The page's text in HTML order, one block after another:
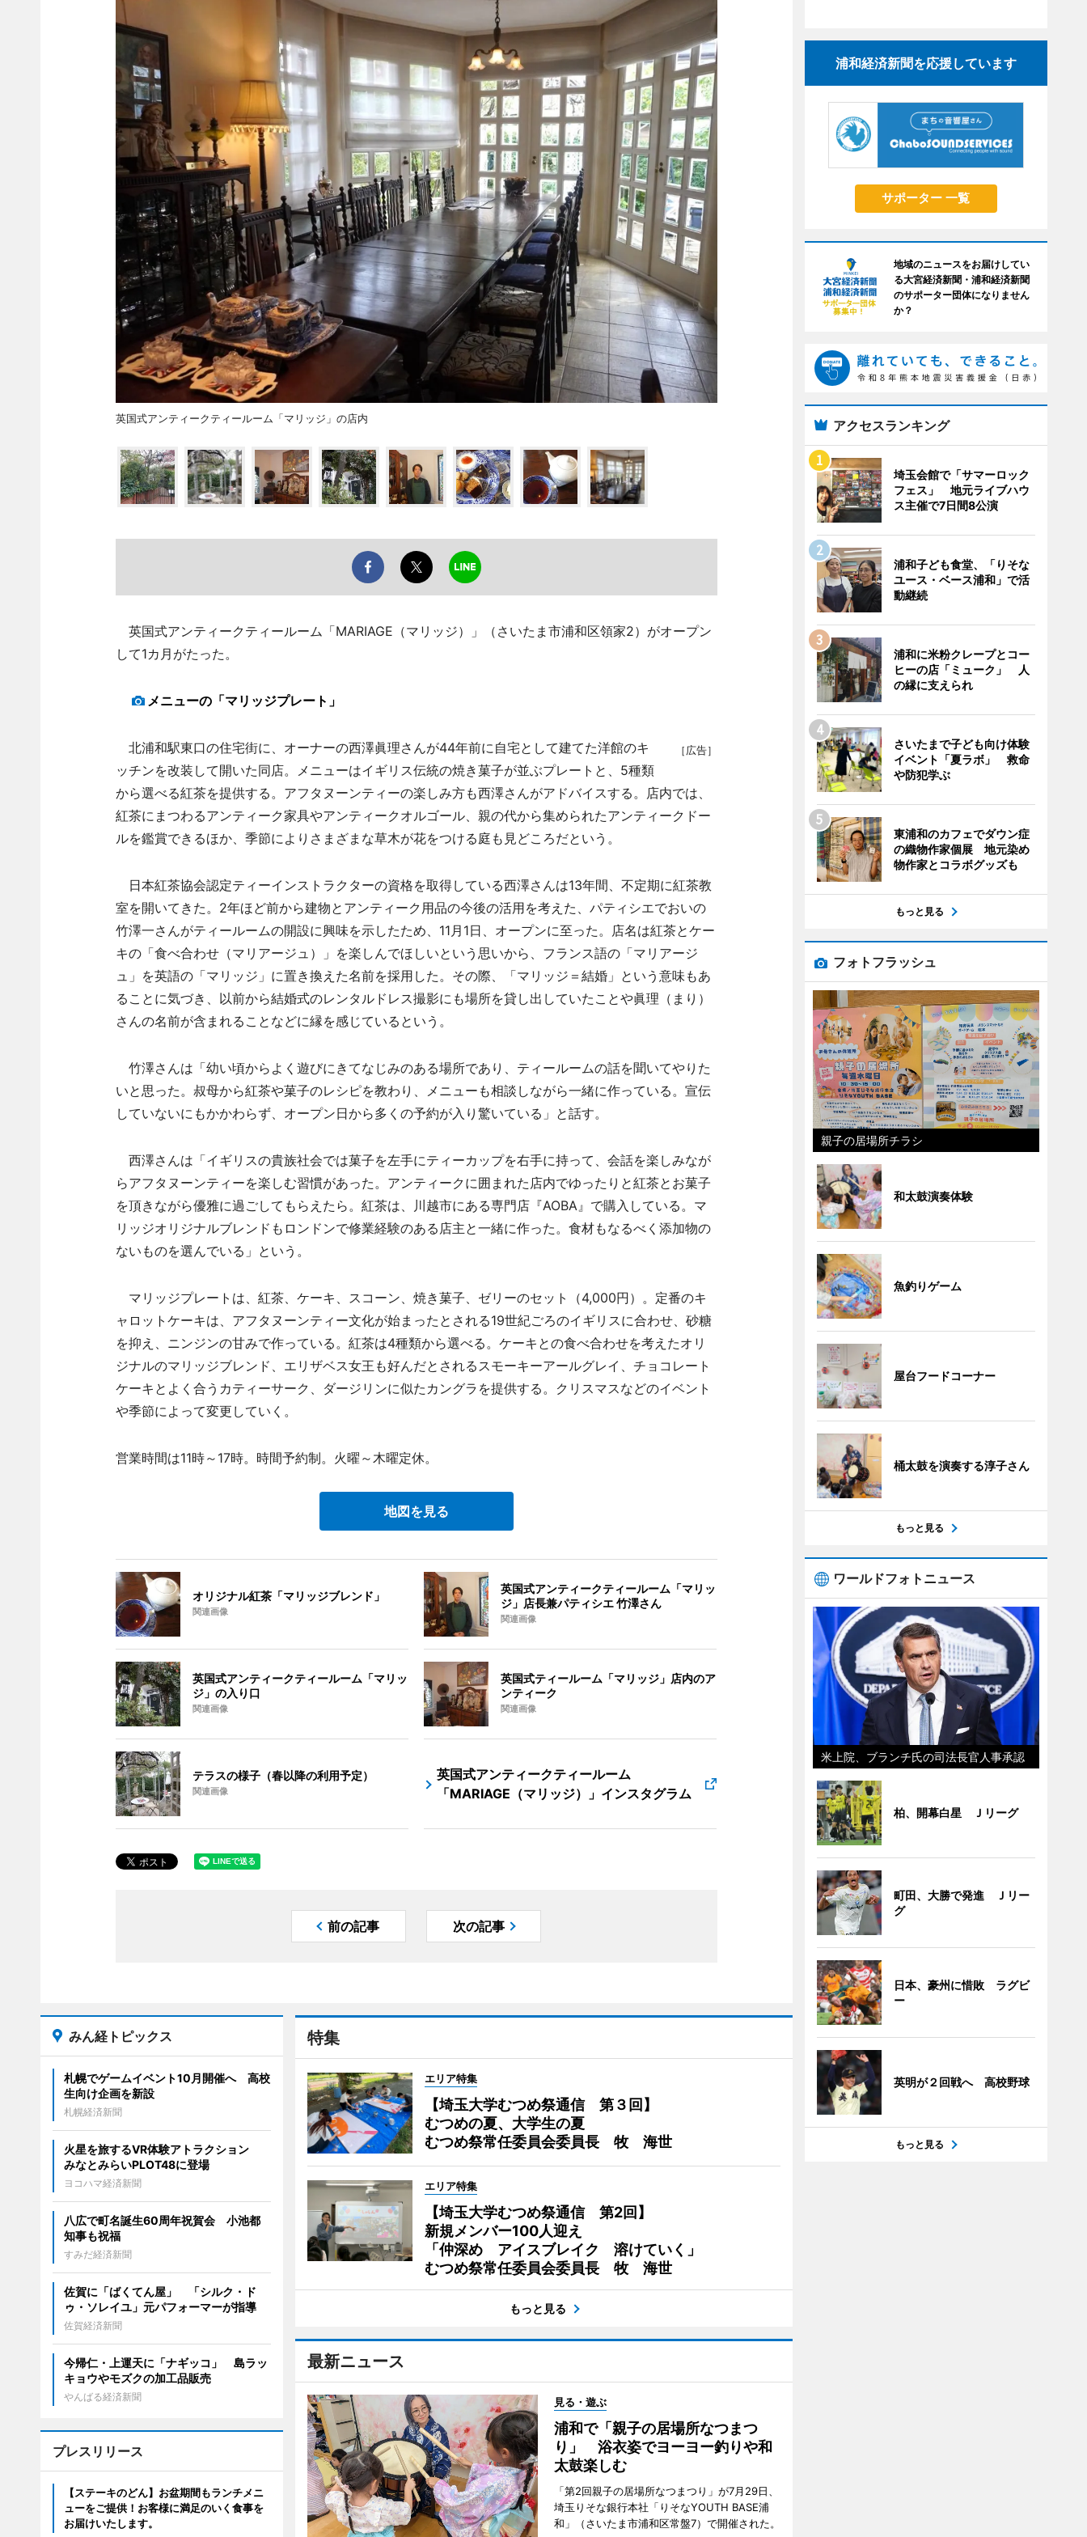
英国式アンティークティールーム「マリッジ」の店内
英国式アンティークティールーム「MARIAGE（マリッジ）」（さいたま市浦和区領家2）がオープン
して1カ月がたった。
メニューの「マリッジプレート」
［広告］
北浦和駅東口の住宅街に、オーナーの西澤眞理さんが44年前に自宅として建てた洋館のキ
ッチンを改装して開いた同店。メニューはイギリス伝統の焼き菓子が並ぶプレートと、5種類
から選べる紅茶を提供する。アフタヌーンティーの楽しみ方も西澤さんがアドバイスする。店内では、
紅茶にまつわるアンティーク家具やアンティークオルゴール、親の代から集められたアンティークドー
ルを鑑賞できるほか、季節によりさまざまな草木が花をつける庭も見どころだという。
日本紅茶協会認定ティーインストラクターの資格を取得している西澤さんは13年間、不定期に紅茶教
室を開いてきた。2年ほど前から建物とアンティーク用品の今後の活用を考えた、パティシエでおいの
竹澤一さんがティールームの開設に興味を示したため、11月1日、オープンに至った。店名は紅茶とケー
キの「食べ合わせ（マリアージュ）」を楽しんでほしいという思いから、フランス語の「マリアージ
ュ」を英語の「マリッジ」に置き換えた名前を採用した。その際、「マリッジ＝結婚」という意味もあ
ることに気づき、以前から結婚式のレンタルドレス撮影にも場所を貸し出していたことや眞理（まり）
さんの名前が含まれることなどに縁を感じているという。
竹澤さんは「幼い頃からよく遊びにきてなじみのある場所であり、ティールームの話を聞いてやりた
いと思った。叔母から紅茶や菓子のレシピを教わり、メニューも相談しながら一緒に作っている。宣伝
していないにもかかわらず、オープン日から多くの予約が入り驚いている」と話す。
西澤さんは「イギリスの貴族社会では菓子を左手にティーカップを右手に持って、会話を楽しみなが
らアフタヌーンティーを楽しむ習慣があった。アンティークに囲まれた店内でゆったりと紅茶とお菓子
を頂きながら優雅に過ごしてもらえたら。紅茶は、川越市にある専門店『AOBA』で購入している。マ
リッジオリジナルブレンドもロンドンで修業経験のある店主と一緒に作った。食材もなるべく添加物の
ないものを選んでいる」という。
マリッジプレートは、紅茶、ケーキ、スコーン、焼き菓子、ゼリーのセット（4,000円）。定番のキ
ャロットケーキは、アフタヌーンティー文化が始まったとされる19世紀ごろのイギリスに合わせ、砂糖
を抑え、ニンジンの甘みで作っている。紅茶は4種類から選べる。ケーキとの食べ合わせを考えたオリ
ジナルのマリッジブレンド、エリザベス女王も好んだとされるスモーキーアールグレイ、チョコレート
ケーキとよく合うカティーサーク、ダージリンに似たカングラを提供する。クリスマスなどのイベント
や季節によって変更していく。
営業時間は11時～17時。時間予約制。火曜～木曜定休。
地図を見る
オリジナル紅茶「マリッジブレンド」
関連画像
英国式アンティークティールーム「マリッ
ジ」店長兼パティシエ 竹澤さん
関連画像
英国式アンティークティールーム「マリッ
ジ」の入り口
関連画像
英国式ティールーム「マリッジ」店内のア
ンティーク
関連画像
テラスの様子（春以降の利用予定）
関連画像
英国式アンティークティールーム
「MARIAGE（マリッジ）」インスタグラム
前の記事 次の記事
特集
エリア特集
【埼玉大学むつめ祭通信 第３回】
むつめの夏、大学生の夏
むつめ祭常任委員会委員長 牧 海世
エリア特集
【埼玉大学むつめ祭通信 第2回】
新規メンバー100人迎え
「仲深め アイスブレイク 溶けていく」
むつめ祭常任委員会委員長 牧 海世
もっと見る
最新ニュース
見る・遊ぶ
浦和で「親子の居場所なつまつ
り」 浴衣姿でヨーヨー釣りや和
太鼓楽しむ
「第2回親子の居場所なつまつり」が7月29日、
埼玉りそな銀行本社「りそなYOUTH BASE浦
和」（さいたま市浦和区常盤7）で開催された。
みん経トピックス
札幌でゲームイベント10月開催へ 高校
生向け企画を新設
札幌経済新聞
火星を旅するVR体験アトラクション
みなとみらいPLOT48に登場
ヨコハマ経済新聞
八広で町名誕生60周年祝賀会 小池都
知事も祝福
すみだ経済新聞
佐賀に「ばくてん屋」 「シルク・ド
ゥ・ソレイユ」元パフォーマーが指導
佐賀経済新聞
今帰仁・上運天に「ナギッコ」 島ラッ
キョウやモズクの加工品販売
やんばる経済新聞
プレスリリース
【ステーキのどん】お盆期間もランチメニ
ューをご提供！お客様に満足のいく食事を
お届けいたします。
浦和経済新聞を応援しています
サポーター 一覧
地域のニュースをお届けしてい
る大宮経済新聞・浦和経済新聞
のサポーター団体になりません
か？
アクセスランキング
埼玉会館で「サマーロック
フェス」 地元ライブハウ
ス主催で7日間8公演
浦和子ども食堂、「りそな
ユース・ベース浦和」で活
動継続
浦和に米粉クレープとコー
ヒーの店「ミューク」 人
の縁に支えられ
さいたまで子ども向け体験
イベント「夏ラボ」 救命
や防犯学ぶ
東浦和のカフェでダウン症
の織物作家個展 地元染め
物作家とコラボグッズも
もっと見る
フォトフラッシュ
親子の居場所チラシ
和太鼓演奏体験
魚釣りゲーム
屋台フードコーナー
桶太鼓を演奏する淳子さん
もっと見る
ワールドフォトニュース
米上院、ブランチ氏の司法長官人事承認
柏、開幕白星 Ｊリーグ
町田、大勝で発進 Ｊリー
グ
日本、豪州に惜敗 ラグビ
ー
英明が２回戦へ 高校野球
もっと見る